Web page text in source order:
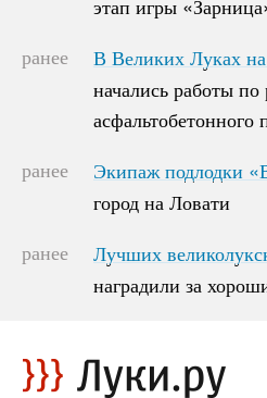
этап игры
ранее
В Великих Луках
начались работы по
асфальтобетонного
В Великих Луках
начались работы по
асфальтобетонного
ранее
Экипаж подлодки
город на Ловати
Экипаж подлодки
город на Ловати
ранее
Лучших
наградили за
Лучших
наградили за